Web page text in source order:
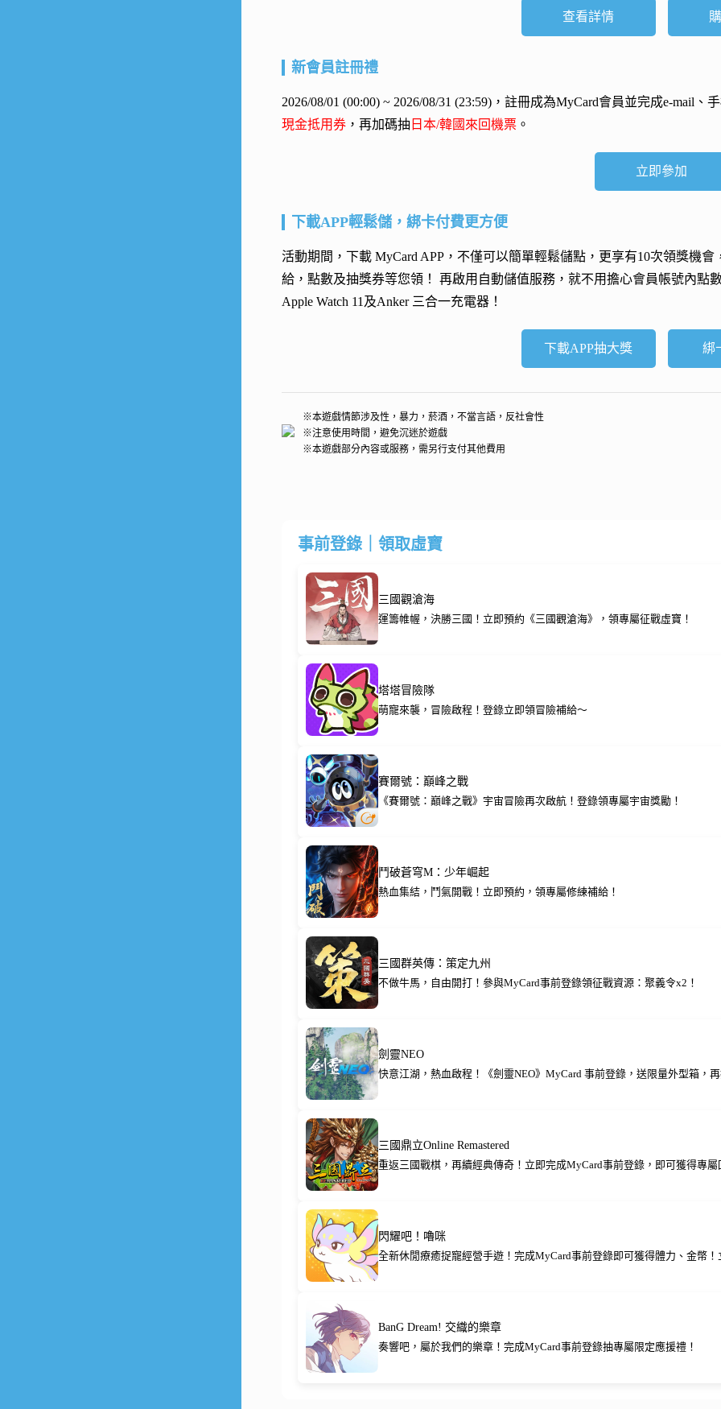
查看詳情
新會員註冊禮
2026/08/01 (00:00) ~ 2026/08/31 (23:59)，註冊成為MyCard會員並完成e-mail、
現金抵用券 ，再加碼抽 日本/韓國來回機票 。
立即參加
下載APP輕鬆儲，綁卡付費更方便
活動期間，下載 MyCard APP，不僅可以簡單輕鬆儲點，更享有10次領獎機會
給，點數及抽獎券等您領！ 再啟用自動儲值服務 ，就不用擔心會員帳號內點
Apple Watch 11及Anker 三合一充電器 ！
下載APP抽大獎 綁
※本遊戲情節涉及性，暴力，菸酒，不當言語，反社會性
※注意使用時間，避免沉迷於遊戲
※本遊戲部分內容或服務，需另行支付其他費用
事前登錄｜領取虛寶
三國觀滄海
運籌帷幄，決勝三國！立即預約《三國觀滄海》，領專屬征戰虛寶！
塔塔冒險隊
萌寵來襲，冒險啟程！登錄立即領冒險補給～
賽爾號：巔峰之戰
《賽爾號：巔峰之戰》宇宙冒險再次啟航！登錄領專屬宇宙獎勵！
鬥破蒼穹M：少年崛起
熱血集結，鬥氣開戰！立即預約，領專屬修練補給！
三國群英傳：策定九州
不做牛馬，自由開打！參與MyCard事前登錄領征戰資源：聚義令x2！
劍靈NEO
快意江湖，熱血啟程！《劍靈NEO》MyCard 事前登錄，送限量外型箱，
三國鼎立Online Remastered
重返三國戰棋，再續經典傳奇！立即完成MyCard事前登錄，即可獲得專屬
閃耀吧！嚕咪
全新休閒療癒捉寵經營手遊！完成MyCard事前登錄即可獲得體力、金幣！
BanG Dream! 交織的樂章
奏響吧，屬於我們的樂章！完成MyCard事前登錄抽專屬限定應援禮！